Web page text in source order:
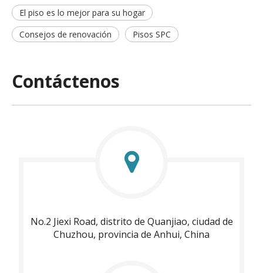
El piso es lo mejor para su hogar
Consejos de renovación
Pisos SPC
Contáctenos
No.2 Jiexi Road, distrito de Quanjiao, ciudad de
Chuzhou, provincia de Anhui, China